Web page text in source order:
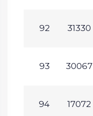
92 31330
93 30067
94 17072